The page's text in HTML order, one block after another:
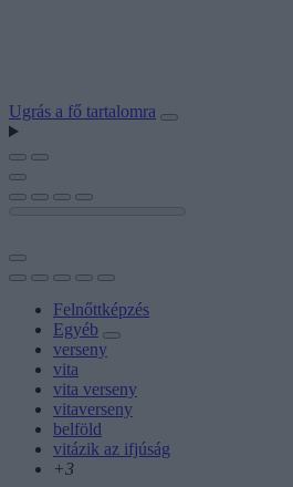
Ugrás a fő tartalomra
Felnőttképzés
Egyéb
verseny
vita
vita verseny
vitaverseny
belföld
vitázik az ifjúság
+3